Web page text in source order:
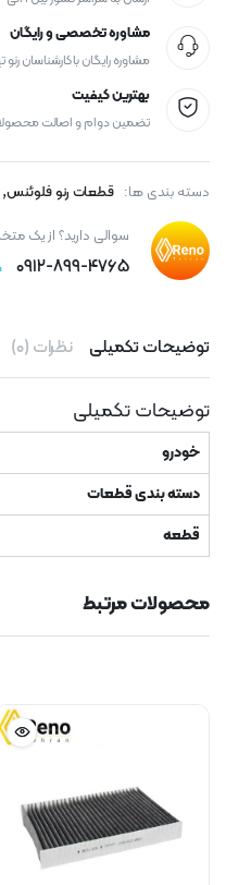
مشاوره تخصصی و رایگان
مشاوره رایگان با کارشناسان رنو
بهترین کیفیت
تضمین دوام و اصالت
دسته بندی ها: قطعات رنو فلوئنس
سوالی دارید؟ از یک
۰۹۱۲-۸۹۹-۴۷۶۵
توضیحات تکمیلی نظرات (۰)
توضیحات تکمیلی
خودرو
دسته بندی قطعات
قطعه
محصولات مرتبط